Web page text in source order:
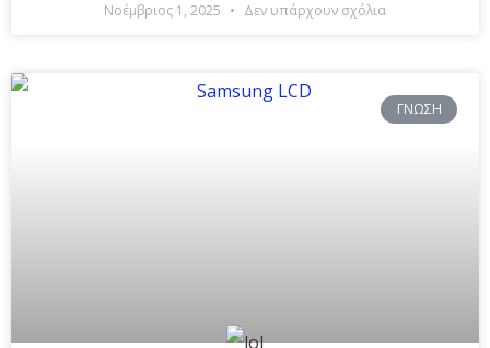
Νοέμβριος 1, 2025 Δεν υπάρχουν σχόλια
ΓΝΏΣΗ